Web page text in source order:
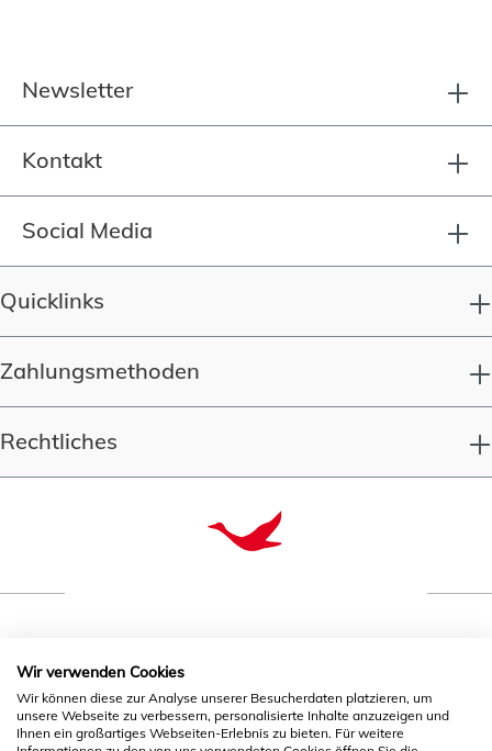
Newsletter
Kontakt
Social Media
Quicklinks
Zahlungsmethoden
Rechtliches
Qualität seit 1993
* Alle Preise inkl. gesetzl. Mehrwertsteuer zzgl.
Wir verwenden Cookies
Wir können diese zur Analyse unserer Besucherdaten platzieren, um
unsere Webseite zu verbessern, personalisierte Inhalte anzuzeigen und
Ihnen ein großartiges Webseiten-Erlebnis zu bieten. Für weitere